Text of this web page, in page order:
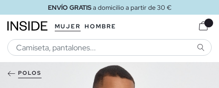
ENVÍO GRATISa domicilio a partir de 30 €
MUJER HOMBRE
POLOS